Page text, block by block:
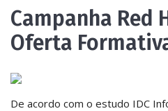
Campanha Red
Oferta
De acordo com o estudo IDC